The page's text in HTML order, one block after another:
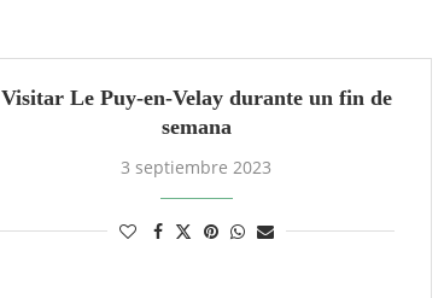
Visitar Le Puy-en-Velay durante un fin de
semana
3 septiembre 2023